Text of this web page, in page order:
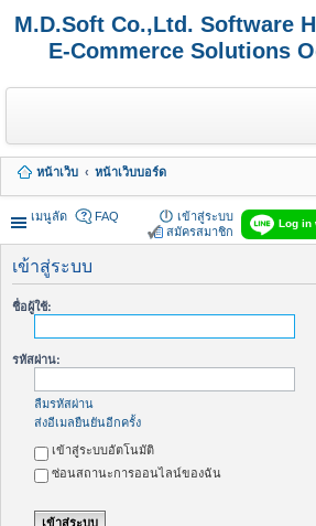
M.D.Soft Co.,Ltd. Software
E-Commerce Solutions
หน้าเว็บ
หน้าเว็บบอร์ด
เมนูลัด
Log in
FAQ
เข้าสู่ระบบ
สมัครสมาชิก
เข้าสู่ระบบ
ชื่อผู้ใช้:
รหัสผ่าน:
ลืมรหัสผ่าน
ส่งอีเมลยืนยันอีกครั้ง
เข้าสู่ระบบอัตโนมัติ
ซ่อนสถานะการออนไลน์ของฉัน